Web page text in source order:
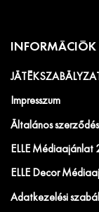
INFORMÁCIÓK
Impresszum
Általános
ELLE Médiaajánlat
ELLE Decor
Adatkezelési